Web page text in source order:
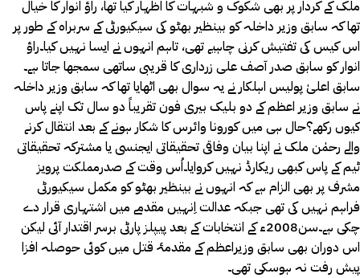
ملک کے کردار پر بھی شکوک و شبہات کا اظہار کیا تھا، راؤ انوار کا خیال
تھا کہ سابق وزیر داخلہ کو بینظیر بھٹو کی سیکیورٹی کے سربراہ کے طور پر
اس کیس کی تفتیش کرنی چاہیے تھی، تاہم انہوں نے ایسا نہیں کیا۔راؤ
انوار کو سابق صدر آصف علی زرداری کا قریبی ساتھی سمجھا جاتا ہے۔
سابق اعلیٰ پولیس اہلکار نے یہ سوال بھی اٹھایا تھا کہ سابق وزیر داخلہ
نے سابق وزیر اعظم کے دو بلیک بیری فون تقریباً دو سال تک اپنے پاس
کیوں رکھے؟حال ہی میں کورونا وائرس کا شکار ہونے کے بعد انتقال کرنے
والے رحمٰن ملک نے اپنا بیان وفاقی تحقیقاتی ایجنسی یا مشترکہ تحقیقاتی
ٹیم کے پاس کبھی ریکارڈ نہیں کروایا۔اُس وقت کے صدرمملکت پرویز
مشرف پر بھی الزام ہے کہ انہوں نے بینظیر بھٹو کو مکمل سیکیورٹی
فراہم نہیں کی تھی جبکہ عدالت اِنہیں مقدمے میں اشتہاری قرار دے
چکی ہے۔سن2008ء کے انتخابات کے بعد پیپلز پارٹی برسر اقتدار آئی لیکن
اس دوران بھی سابق وزیراعظم کے مقدمۂ قتل میں کوئی حوصلہ افزا
پیش رفت نہ ہوسکی تھی۔